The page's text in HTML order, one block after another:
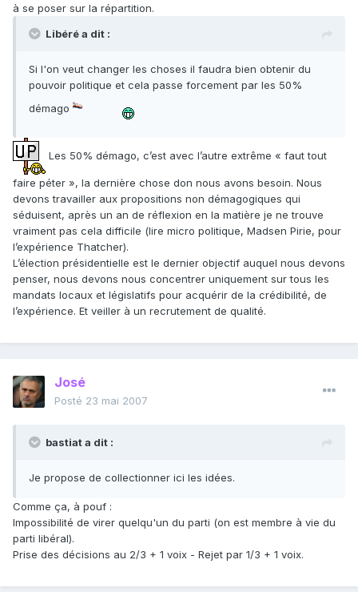
à se poser sur la répartition.
Libéré a dit :
Si l'on veut changer les choses il faudra bien obtenir du
pouvoir politique et cela passe forcement par les 50%
démago
Les 50% démago, c’est avec l’autre extrême « faut tout
faire péter », la dernière chose don nous avons besoin. Nous
devons travailler aux propositions non démagogiques qui
séduisent, après un an de réflexion en la matière je ne trouve
vraiment pas cela difficile (lire micro politique, Madsen Pirie, pour
l’expérience Thatcher).
L’élection présidentielle est le dernier objectif auquel nous devons
penser, nous devons nous concentrer uniquement sur tous les
mandats locaux et législatifs pour acquérir de la crédibilité, de
l’expérience. Et veiller à un recrutement de qualité.
José
Posté 23 mai 2007
bastiat a dit :
Je propose de collectionner ici les idées.
Comme ça, à pouf :
Impossibilité de virer quelqu'un du parti (on est membre à vie du
parti libéral).
Prise des décisions au 2/3 + 1 voix - Rejet par 1/3 + 1 voix.